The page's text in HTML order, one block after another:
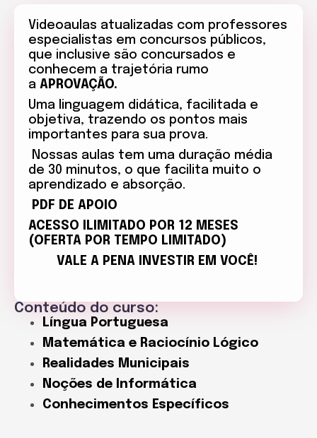
Videoaulas atualizadas com professores
especialistas em concursos públicos,
que inclusive são concursados e
conhecem a trajetória rumo
a APROVAÇÃO.
Uma linguagem didática, facilitada e
objetiva, trazendo os pontos mais
importantes para sua prova.
Nossas aulas tem uma duração média
de 30 minutos, o que facilita muito o
aprendizado e absorção.
PDF DE APOIO
ACESSO ILIMITADO POR 12 MESES
(OFERTA POR TEMPO LIMITADO)
VALE A PENA INVESTIR EM VOCÊ!
Conteúdo do curso:
Língua Portuguesa
Matemática e Raciocínio Lógico
Realidades Municipais
Noções de Informática
Conhecimentos Específicos